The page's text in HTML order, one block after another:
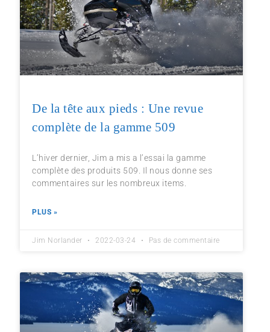
De la tête aux pieds : Une revue
complète de la gamme 509
L’hiver dernier, Jim a mis a l’essai la gamme
complète des produits 509. Il nous donne ses
commentaires sur les nombreux items.
PLUS »
Jim Norlander 2022-03-24 Pas de commentaire